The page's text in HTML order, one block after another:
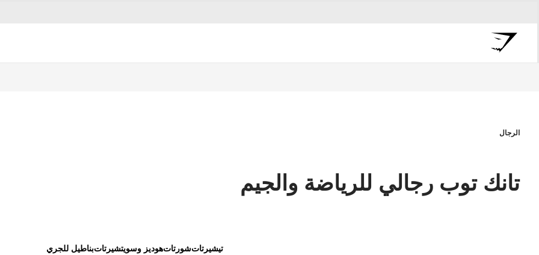
الرجال
تانك توب رجالي للرياضة والجيم
تيشيرتاتشورتاتهوديز وسويتشيرتاتبناطيل للجري